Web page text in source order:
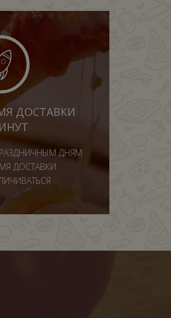
ДОСТАВКИ
ДНЯМ
ДОСТАВКИ